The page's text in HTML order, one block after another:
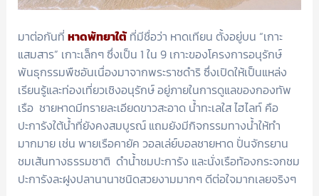
มาต่อกันที่ หาดพัทยาใต้ที่มีชื่อว่า หาดเทียน ตั้งอยู่บน “เกาะ
แสมสาร” เกาะเล็กๆ ซึ่งเป็น 1 ใน 9 เกาะของโครงการอนุรักษ์
พันธุกรรมพืชอันเนื่องมาจากพระราชดำริ ซึ่งเปิดให้เป็นแหล่ง
เรียนรู้และท่องเที่ยวเชิงอนุรักษ์ อยู่ภายในการดูแลของกองทัพ
เรือ ชายหาดมีทรายละเอียดขาวสะอาด น้ำทะเลใส ไฮไลท์ คือ
ปะการังใต้น้ำที่ยังคงสมบูรณ์ แถมยังมีกิจกรรมทางน้ำให้ทำ
มากมาย เช่น พายเรือคายัค วอลเล่ย์บอลชายหาด ปั่นจักรยาน
ชมเส้นทางธรรมชาติ ดำน้ำชมปะการัง และนั่งเรือท้องกระจกชม
ปะการังละฝูงปลานานาชนิดสวยงามมากๆ ดีต่อใจมากเลยจริงๆ